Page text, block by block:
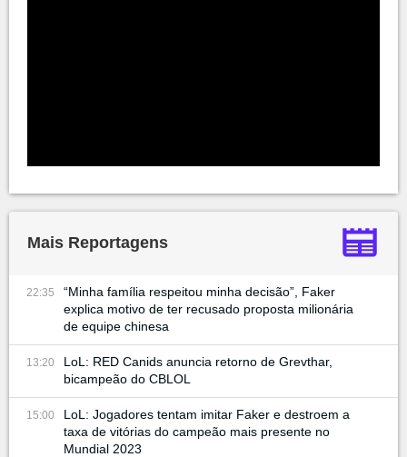
Mais Reportagens
22:35
“Minha família respeitou minha decisão”, Faker
explica motivo de ter recusado proposta milionária
de equipe chinesa
13:20
LoL: RED Canids anuncia retorno de Grevthar,
bicampeão do CBLOL
15:00
LoL: Jogadores tentam imitar Faker e destroem a
taxa de vitórias do campeão mais presente no
Mundial 2023